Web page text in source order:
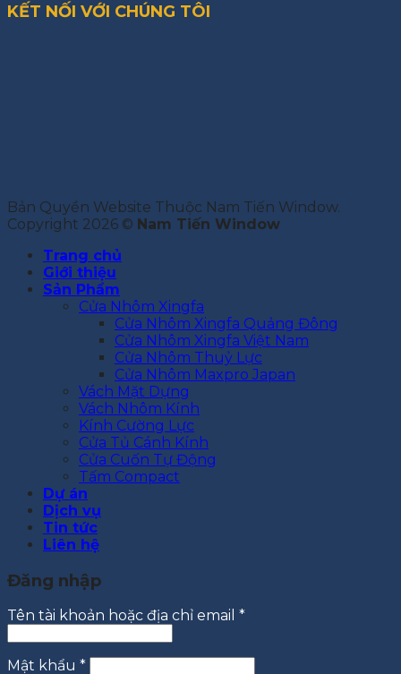
KẾT NỐI VỚI CHÚNG TÔI
Bản Quyền Website Thuộc Nam Tiến Window.
Copyright 2026 © Nam Tiến Window
Trang chủ
Giới thiệu
Sản Phẩm
Cửa Nhôm Xingfa
Cửa Nhôm Xingfa Quảng Đông
Cửa Nhôm Xingfa Việt Nam
Cửa Nhôm Thuỷ Lực
Cửa Nhôm Maxpro Japan
Vách Mặt Dựng
Vách Nhôm Kính
Kính Cường Lực
Cửa Tủ Cánh Kính
Cửa Cuốn Tự Động
Tấm Compact
Dự án
Dịch vụ
Tin tức
Liên hệ
Đăng nhập
Tên tài khoản hoặc địa chỉ email *Bắt
Mật khẩu *Bắt